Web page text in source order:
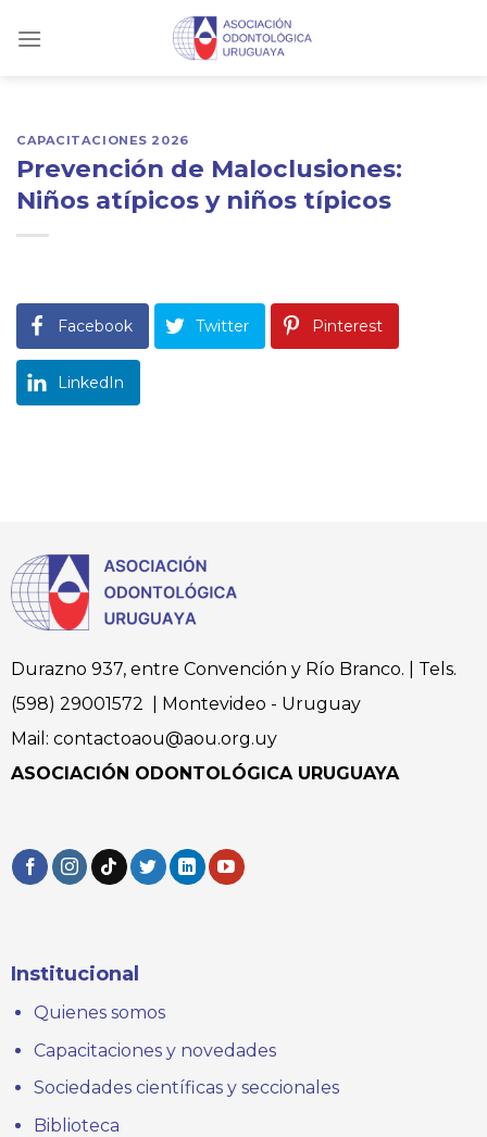
CAPACITACIONES 2026
Prevención de Maloclusiones:
Niños atípicos y niños típicos
Facebook Twitter Pinterest
LinkedIn
Durazno 937, entre Convención y Río Branco. | Tels.
(598) 29001572 | Montevideo - Uruguay
Mail: contactoaou@aou.org.uy
ASOCIACIÓN ODONTOLÓGICA URUGUAYA
Institucional
Quienes somos
Capacitaciones y novedades
Sociedades científicas y seccionales
Biblioteca